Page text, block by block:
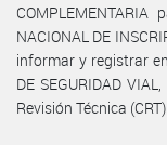
NACIONAL DE
informar y registrar
DE SEGURIDAD
Revisión Técnica